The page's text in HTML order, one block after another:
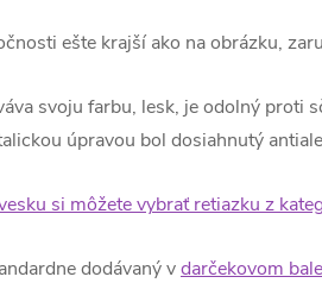
ešte krajší ako na obrázku,
svoju farbu, lesk, je odolný proti
úpravou bol dosiahnutý
si môžete vybrať retiazku z
dodávaný vdarčekovom